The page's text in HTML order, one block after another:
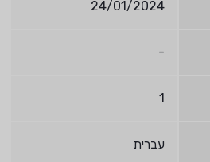
24/01/2024
-
1
עברית